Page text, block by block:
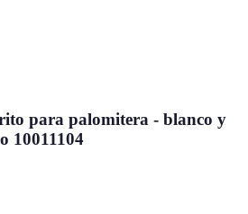
para palomitera - blanco y
10011104